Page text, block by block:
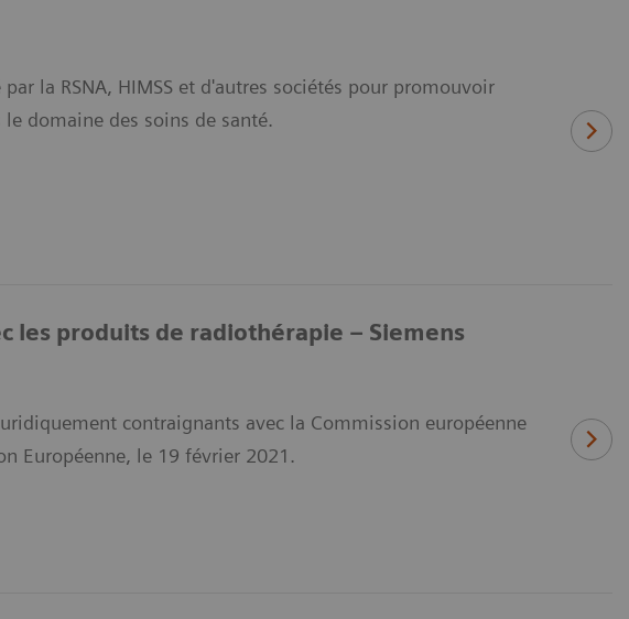
la RSNA, HIMSS et d'autres sociétés pour promouvoir
domaine des soins de santé.
les produits de radiothérapie – Siemens
contraignants avec la Commission européenne
Européenne, le 19 février 2021.